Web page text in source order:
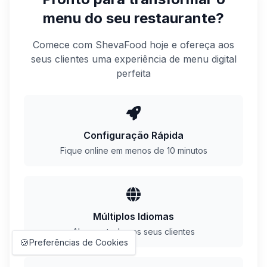
menu do seu restaurante?
Comece com ShevaFood hoje e ofereça aos
seus clientes uma experiência de menu digital
perfeita
Configuração Rápida
Fique online em menos de 10 minutos
Múltiplos Idiomas
Alcance todos os seus clientes
🍪Preferências de Cookies